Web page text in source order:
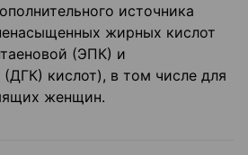
источника
жирных кислот
(ЭПК) и
(ДГК) кислот), в том числе для
женщин.